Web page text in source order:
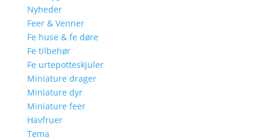
Nyheder
Feer & Venner
Fe huse & fe døre
Fe tilbehør
Fe urtepotteskjuler
Miniature drager
Miniature dyr
Miniature feer
Havfruer
Tema